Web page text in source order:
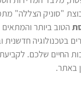
הטוב ביותר
בטכנולוגיה
החיים שלכם.
באתר.